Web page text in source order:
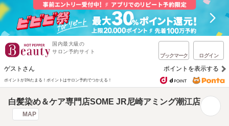
国内最大級の
サロン予約サイト
ブックマーク ログイン
ゲストさん ポイントを表示する
ポイントが1%たまる！ ポイントはサロン予約でつかえる！
白髪染め＆ケア専門店SOME JR尼崎アミング潮江店
MAP